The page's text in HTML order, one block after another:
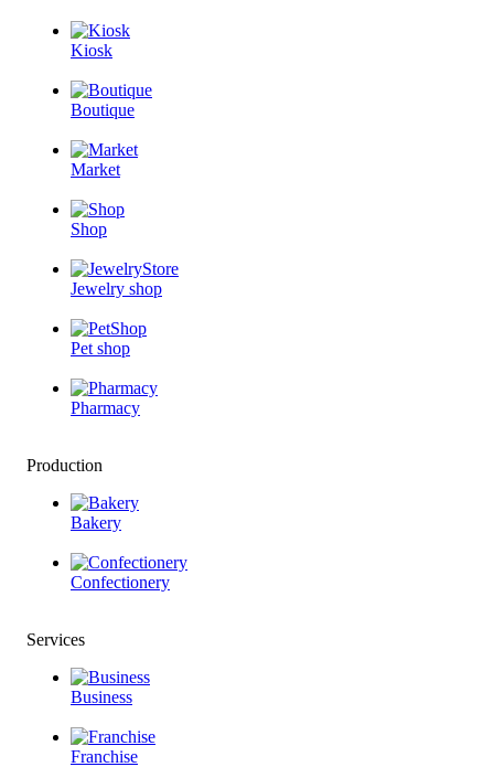
Kiosk
Boutique
Market
Shop
Jewelry shop
Pet shop
Pharmacy
Production
Bakery
Confectionery
Services
Business
Franchise